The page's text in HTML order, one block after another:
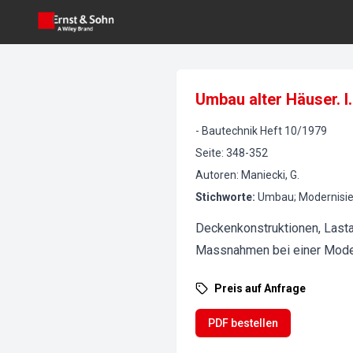
Umbau alter Häuser.
- Bautechnik Heft 10/1979
Seite: 348-352
Autoren: Maniecki, G.
Stichworte: Umbau;
Deckenkonstruktionen,
Massnahmen bei einer
Preis auf Anfrage
PDF bestellen